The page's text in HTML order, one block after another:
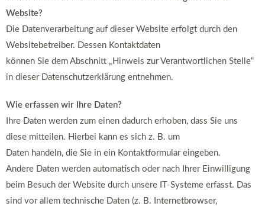
Website?
Die Datenverarbeitung auf dieser Website erfolgt durch den
Websitebetreiber. Dessen Kontaktdaten
können Sie dem Abschnitt „Hinweis zur Verantwortlichen Stelle“
in dieser Datenschutzerklärung entnehmen.
Wie erfassen wir Ihre Daten?
Ihre Daten werden zum einen dadurch erhoben, dass Sie uns
diese mitteilen. Hierbei kann es sich z. B. um
Daten handeln, die Sie in ein Kontaktformular eingeben.
Andere Daten werden automatisch oder nach Ihrer Einwilligung
beim Besuch der Website durch unsere IT-Systeme erfasst. Das
sind vor allem technische Daten (z. B. Internetbrowser,